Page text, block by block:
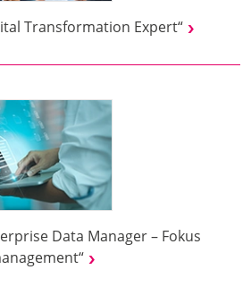
Transformation Expert“
Data Manager – Fokus